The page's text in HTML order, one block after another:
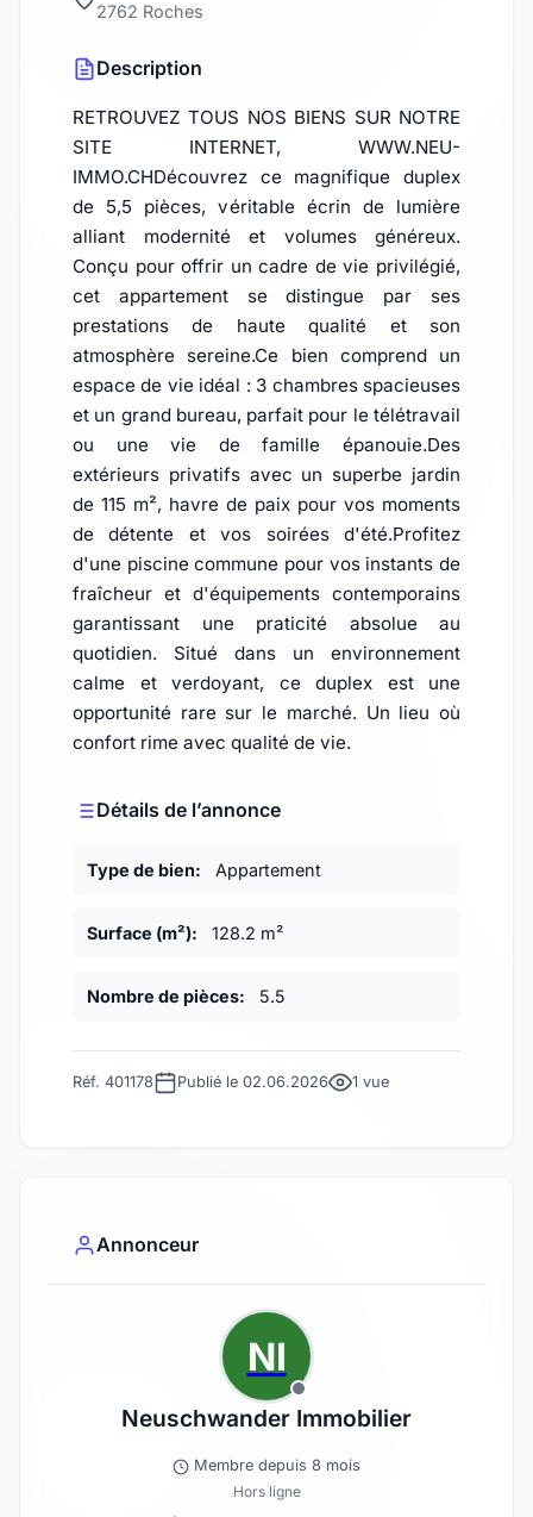
2762 Roches
Description
RETROUVEZ TOUS NOS BIENS SUR NOTRE
SITE INTERNET, WWW.NEU-
IMMO.CHDécouvrez ce magnifique duplex
de 5,5 pièces, véritable écrin de lumière
alliant modernité et volumes généreux.
Conçu pour offrir un cadre de vie privilégié,
cet appartement se distingue par ses
prestations de haute qualité et son
atmosphère sereine.Ce bien comprend un
espace de vie idéal : 3 chambres spacieuses
et un grand bureau, parfait pour le télétravail
ou une vie de famille épanouie.Des
extérieurs privatifs avec un superbe jardin
de 115 m², havre de paix pour vos moments
de détente et vos soirées d'été.Profitez
d'une piscine commune pour vos instants de
fraîcheur et d'équipements contemporains
garantissant une praticité absolue au
quotidien. Situé dans un environnement
calme et verdoyant, ce duplex est une
opportunité rare sur le marché. Un lieu où
confort rime avec qualité de vie.
Détails de l’annonce
Type de bien: Appartement
Surface (m²): 128.2 m²
Nombre de pièces: 5.5
Réf. 401178 Publié le 02.06.2026 1 vue
Annonceur
NI
Neuschwander Immobilier
Membre depuis 8 mois
Hors ligne